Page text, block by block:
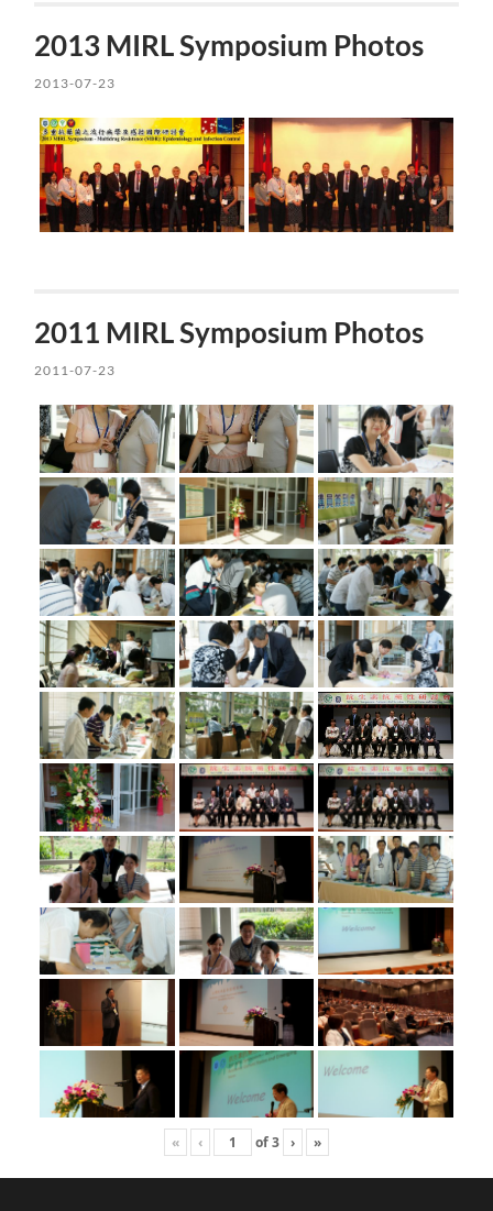
2013 MIRL Symposium Photos
2013-07-23
2011 MIRL Symposium Photos
2011-07-23
« ‹ of3 › »